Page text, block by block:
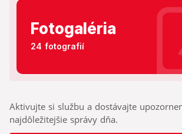
Fotogaléria
24 fotografií
Aktivujte si službu a dostávajte
najdôležitejšie správy dňa.